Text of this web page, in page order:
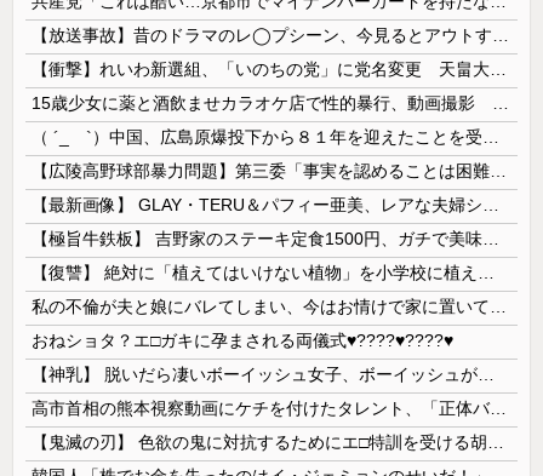
おねショタ？エ□ガキに孕まされる両儀式♥️????♥️????♥️
高市首相の熊本視察動画にケチを付けたタレント、「正体バレバレよな」と黒電話の呼び方であっさりと……